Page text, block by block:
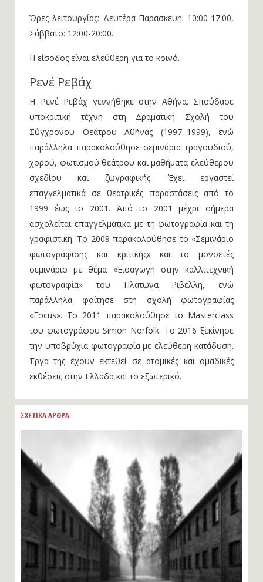
Ώρες λειτουργίας: Δευτέρα-Παρασκευή: 10:00-17:00,
Σάββατο: 12:00-20:00.
Η είσοδος είναι ελεύθερη για το κοινό.
Ρενέ Ρεβάχ
Η Ρενέ Ρεβάχ γεννήθηκε στην Αθήνα. Σπούδασε
υποκριτική τέχνη στη Δραματική Σχολή του
Σύγχρονου Θεάτρου Αθήνας (1997–1999), ενώ
παράλληλα παρακολούθησε σεμινάρια τραγουδιού,
χορού, φωτισμού θεάτρου και μαθήματα ελεύθερου
σχεδίου και ζωγραφικής. Έχει εργαστεί
επαγγελματικά σε θεατρικές παραστάσεις από το
1999 έως το 2001. Από το 2001 μέχρι σήμερα
ασχολείται επαγγελματικά με τη φωτογραφία και τη
γραφιστική. Το 2009 παρακολούθησε το «Σεμινάριο
φωτογράφισης και κριτικής» και το μονοετές
σεμινάριο με θέμα «Εισαγωγή στην καλλιτεχνική
φωτογραφία» του Πλάτωνα Ριβέλλη, ενώ
παράλληλα φοίτησε στη σχολή φωτογραφίας
«Focus». Το 2011 παρακολούθησε το Masterclass
του φωτογράφου Simon Norfolk. Το 2016 ξεκίνησε
την υποβρύχια φωτογραφία με ελεύθερη κατάδυση.
Έργα της έχουν εκτεθεί σε ατομικές και ομαδικές
εκθέσεις στην Ελλάδα και το εξωτερικό.
ΣΧΕΤΙΚΑ ΑΡΘΡΑ